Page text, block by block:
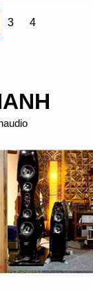
3 4